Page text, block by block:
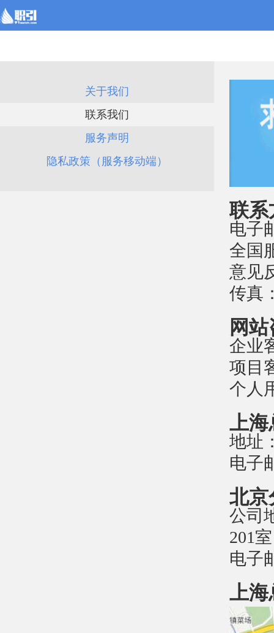
关于我们
联系我们
服务声明
隐私政策（服务移动端）
联系
电子
全国
意见
传真
网
企业
项目
个人
上海
地址
电子
北京
公司
201室
电子
上海